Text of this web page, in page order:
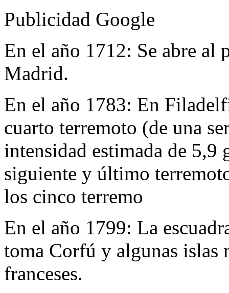
Publicidad Google
En el año 1712: Se abre al
Madrid.
En el año 1783: En
cuarto terremoto (de una
intensidad estimada de 5,9
siguiente y último
los cinco terremo
En el año 1799: La
toma Corfú y algunas islas
franceses.